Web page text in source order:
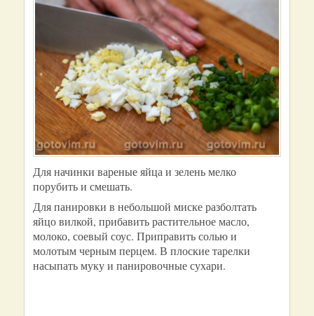
Для начинки вареные яйца и зелень мелко
порубить и смешать.
Для панировки в небольшой миске разболтать
яйцо вилкой, прибавить растительное масло,
молоко, соевый соус. Приправить солью и
молотым черным перцем. В плоские тарелки
насыпать муку и панировочные сухари.